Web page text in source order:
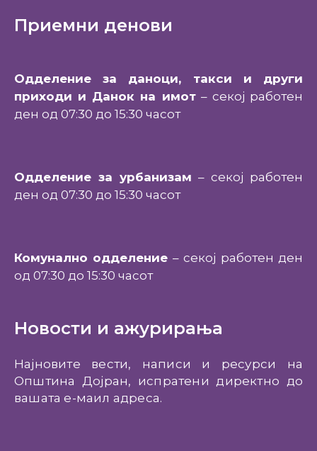
Приемни денови
Одделение за даноци, такси и други
приходи и Данок на имот– секој работен
ден од 07:30 до 15:30 часот
Одделение за урбанизам – секој работен
ден од 07:30 до 15:30 часот
Комунално одделение – секој работен ден
од 07:30 до 15:30 часот
Новости и ажурирања
Најновите вести, написи и ресурси на
Општина Дојран, испратени директно до
вашата е-маил адреса.